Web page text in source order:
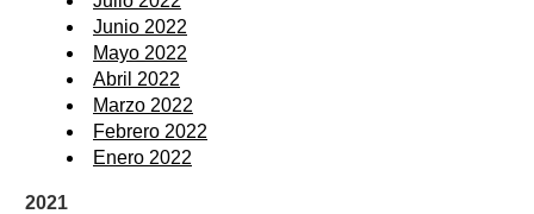
Junio 2022
Mayo 2022
Abril 2022
Marzo 2022
Febrero 2022
Enero 2022
2021